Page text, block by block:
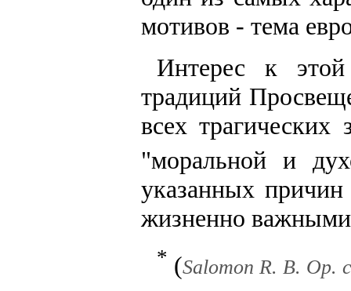
мотивов - тема
Интерес к
традиций
всех трагических
"моральной и
указанных
жизненно
* (Salomon R. B. Op.